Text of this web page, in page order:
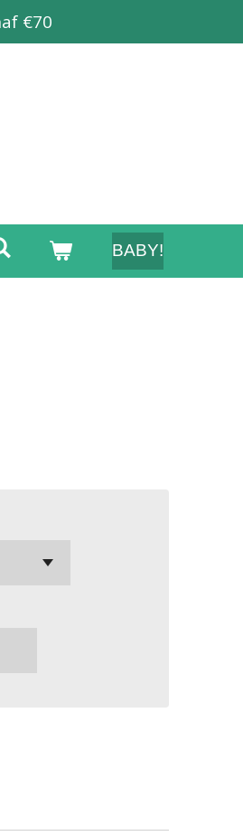
€70
BABY!